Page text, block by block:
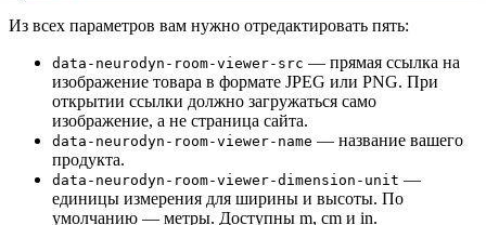
Из всех параметров вам нужно отредактировать пять:
data-neurodyn-room-viewer-src — прямая ссылка на
изображение товара в формате JPEG или PNG. При
открытии ссылки должно загружаться само
изображение, а не страница сайта.
data-neurodyn-room-viewer-name — название вашего
продукта.
data-neurodyn-room-viewer-dimension-unit —
единицы измерения для ширины и высоты. По
умолчанию — метры. Доступны m, cm и in.